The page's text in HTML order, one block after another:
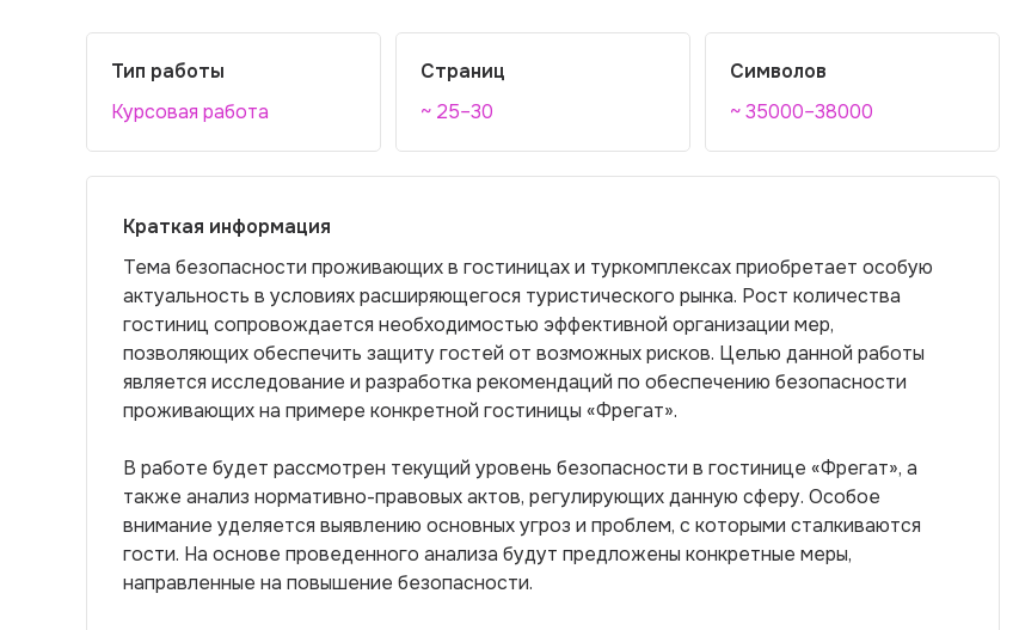
Тип работы
Курсовая работа
Страниц
~ 25–30
Символов
~ 35000–38000
Краткая информация
Тема безопасности проживающих в гостиницах и туркомплексах приобретает особую
актуальность в условиях расширяющегося туристического рынка. Рост количества
гостиниц сопровождается необходимостью эффективной организации мер,
позволяющих обеспечить защиту гостей от возможных рисков. Целью данной работы
является исследование и разработка рекомендаций по обеспечению безопасности
проживающих на примере конкретной гостиницы «Фрегат».
В работе будет рассмотрен текущий уровень безопасности в гостинице «Фрегат», а
также анализ нормативно-правовых актов, регулирующих данную сферу. Особое
внимание уделяется выявлению основных угроз и проблем, с которыми сталкиваются
гости. На основе проведенного анализа будут предложены конкретные меры,
направленные на повышение безопасности.